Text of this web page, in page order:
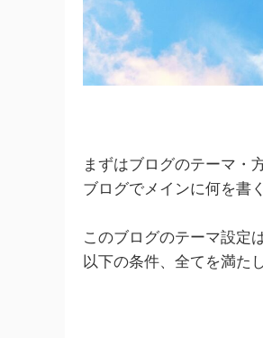
まずはブログのテーマ・
ブログでメインに何を書
このブログのテーマ設定
以下の条件、全てを満た